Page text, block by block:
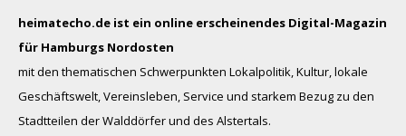
heimatecho.de ist ein online erscheinendes Digital-Magazin
für Hamburgs Nordosten
mit den thematischen Schwerpunkten Lokalpolitik, Kultur, lokale
Geschäftswelt, Vereinsleben, Service und starkem Bezug zu den
Stadtteilen der Walddörfer und des Alstertals.